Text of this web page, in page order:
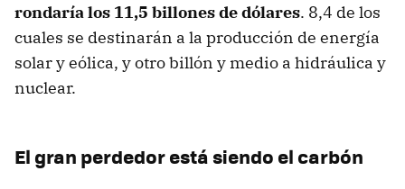
rondaría los 11,5 billones de dólares. 8,4 de los
cuales se destinarán a la producción de energía
solar y eólica, y otro billón y medio a hidráulica y
nuclear.
El gran perdedor está siendo el carbón